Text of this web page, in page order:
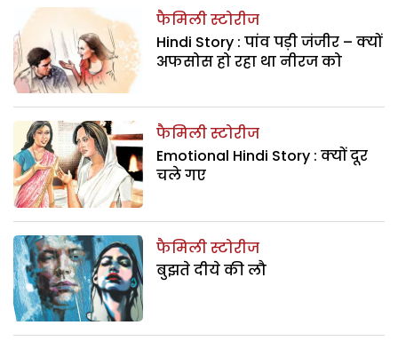
फैमिली स्टोरीज
Hindi Story : पांव पड़ी जंजीर – क्यों
अफसोस हो रहा था नीरज को
फैमिली स्टोरीज
Emotional Hindi Story : क्यों दूर
चले गए
फैमिली स्टोरीज
बुझते दीये की लौ